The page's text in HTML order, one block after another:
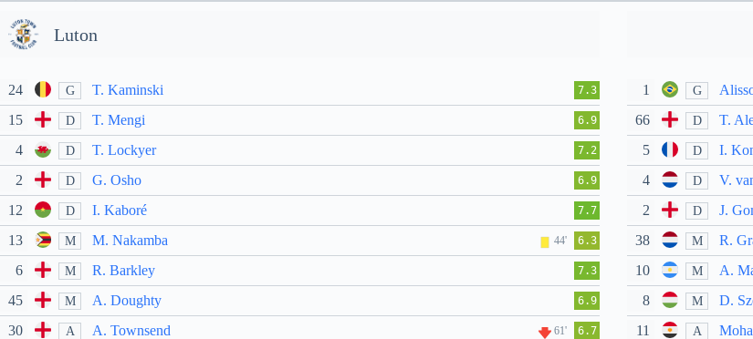
Luton
24 G T. Kaminski 7.3
15 D T. Mengi 6.9
4 D T. Lockyer 7.2
2 D G. Osho 6.9
12 D I. Kaboré 7.7
13 M M. Nakamba 44' 6.3
6 M R. Barkley 7.3
45 M A. Doughty 6.9
30 A A. Townsend 61' 6.7
1 G
66 D T.
5 D I.
4 D V.
2 D J.
38 M R.
10 M A.
8 M D.
11 A